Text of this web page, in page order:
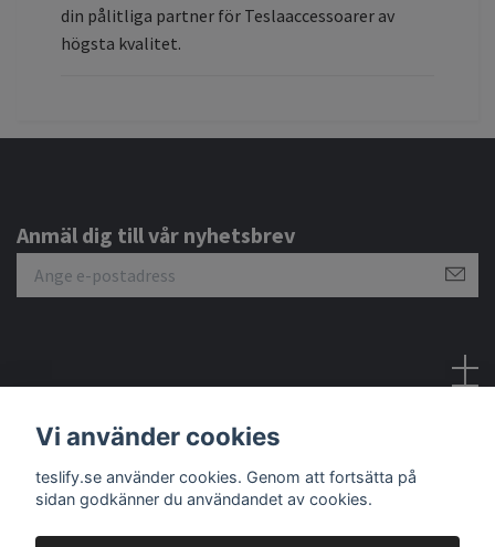
din pålitliga partner för Teslaaccessoarer av
högsta kvalitet.
Anmäl dig till vår nyhetsbrev
Vi använder cookies
teslify.se använder cookies. Genom att fortsätta på
sidan godkänner du användandet av cookies.